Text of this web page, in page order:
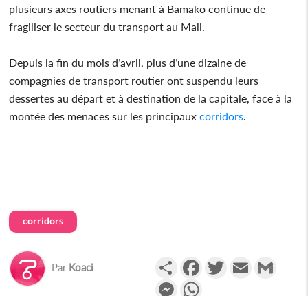
plusieurs axes routiers menant à Bamako continue de
fragiliser le secteur du transport au Mali.
Depuis la fin du mois d’avril, plus d’une dizaine de
compagnies de transport routier ont suspendu leurs
dessertes au départ et à destination de la capitale, face à la
montée des menaces sur les principauxcorridors
corridors
Par Koaci PartagerFacebookTwitterEmail
Messenger